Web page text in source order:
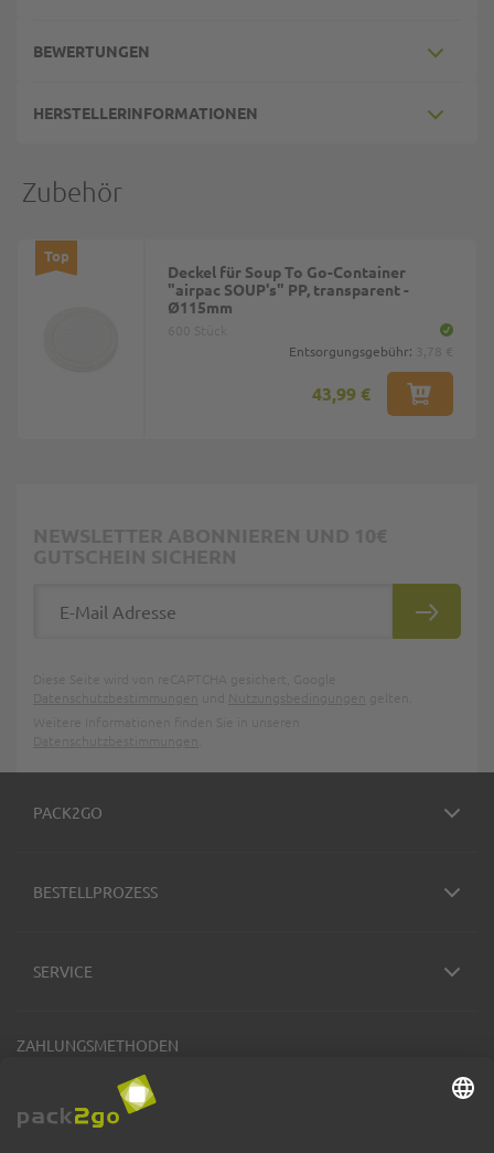
BEWERTUNGEN
HERSTELLERINFORMATIONEN
Zubehör
Top
Deckel für Soup To Go-Container
"airpac SOUP's" PP, transparent -
Ø115mm
Entsorgungsgebühr:
43,99 €
PACK2GO
BESTELLPROZESS
SERVICE
ZAHLUNGSMETHODEN